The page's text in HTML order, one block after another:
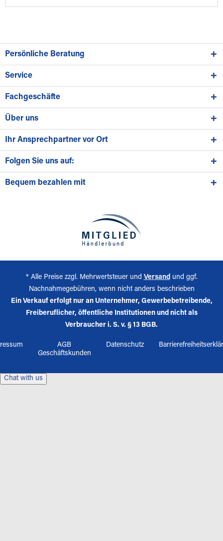
Persönliche Beratung
Service
Fachgeschäfte
Über uns
Ihr Ansprechpartner vor Ort
Folgen Sie uns auf:
Bequem bezahlen mit
* Alle Preise zzgl. Mehrwertsteuer und Versand und ggf.
Nachnahmegebühren, wenn nicht anders beschrieben
Ein Verkauf erfolgt nur an Unternehmer, Gewerbebetreibende,
Freiberuflicher, öffentliche Institutionen und nicht als
Verbraucher i. S. v. § 13 BGB.
AGB
Geschäftskunden
Datenschutz
Chat with us